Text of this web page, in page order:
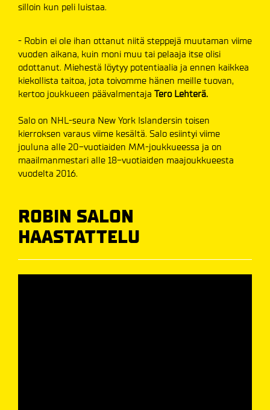
silloin kun peli luistaa.
- Robin ei ole ihan ottanut niitä steppejä muutaman viime
vuoden aikana, kuin moni muu tai pelaaja itse olisi
odottanut. Miehestä löytyy potentiaalia ja ennen kaikkea
kiekollista taitoa, jota toivomme hänen meille tuovan,
kertoo joukkueen päävalmentaja Tero Lehterä.
Salo on NHL-seura New York Islandersin toisen
kierroksen varaus viime kesältä. Salo esiintyi viime
jouluna alle 20-vuotiaiden MM-joukkueessa ja on
maailmanmestari alle 18-vuotiaiden maajoukkueesta
vuodelta 2016.
ROBIN SALON
HAASTATTELU